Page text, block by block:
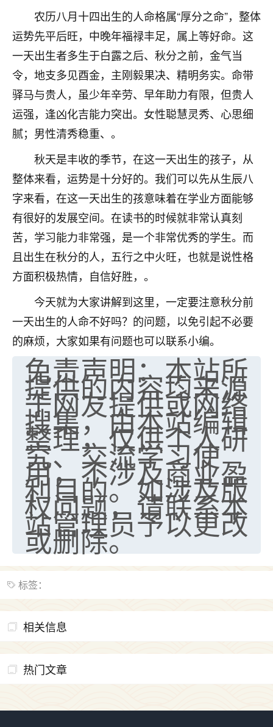
农历八月十四出生的人命格属“厚分之命”，整体
运势先平后旺，中晚年福禄丰足，属上等好命。这
一天出生者多生于白露之后、秋分之前，金气当
令，地支多见酉金，主刚毅果决、精明务实。命带
驿马与贵人，虽少年辛劳、早年助力有限，但贵人
运强，逢凶化吉能力突出。女性聪慧灵秀、心思细
腻；男性清秀稳重、。
秋天是丰收的季节，在这一天出生的孩子，从
整体来看，运势是十分好的。我们可以先从生辰八
字来看，在这一天出生的孩意味着在学业方面能够
有很好的发展空间。在读书的时候就非常认真刻
苦，学习能力非常强，是一个非常优秀的学生。而
且出生在秋分的人，五行之中火旺，也就是说性格
方面积极热情，自信好胜，。
今天就为大家讲解到这里，一定要注意秋分前
一天出生的人命不好吗？的问题，以免引起不必要
的麻烦，大家如果有问题也可以联系小编。
免责声明：本站所
提供的内容均来源
于网友提供或网络
搜集，由本站编辑
整理，仅供个人研
究、交流学习使
用，不涉及商业盈
利目的。如涉及版
权问题，请联系本
站管理员予以更改
或删除。
标签：
相关信息
热门文章
2天前 来自云南
优秀的张同学
老师收徒吗？？我对这些很感兴趣
2天前 来自山西